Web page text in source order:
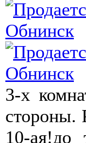
3-х
стороны.
10-